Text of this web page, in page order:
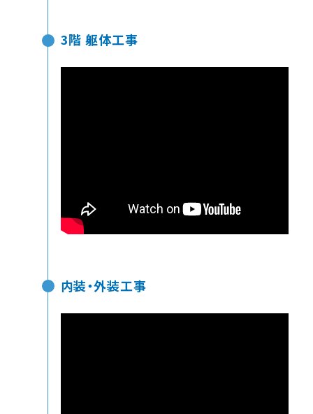
3階 躯体工事
内装・外装工事